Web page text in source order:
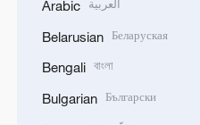
Arabic العربية
Belarusian Беларуская
Bengali বাংলা
Bulgarian Български